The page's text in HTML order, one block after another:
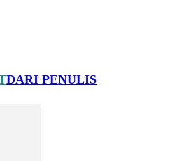
DARI PENULIS